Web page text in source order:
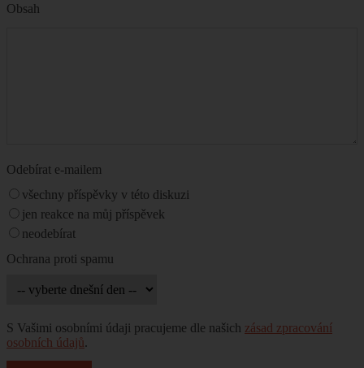
Obsah
Odebírat e-mailem
všechny příspěvky v této diskuzi
jen reakce na můj příspěvek
neodebírat
Ochrana proti spamu
S Vašimi osobními údaji pracujeme dle našich zásad zpracování
osobních údajů.